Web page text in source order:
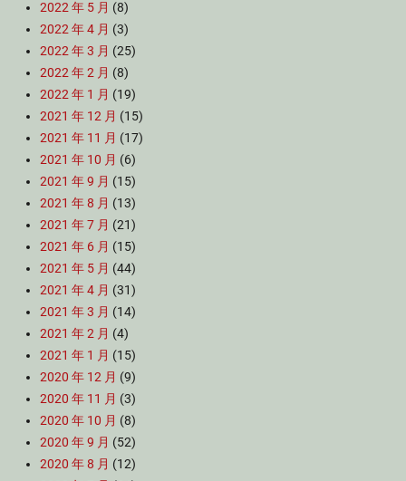
2022 年 5 月 (8)
2022 年 4 月 (3)
2022 年 3 月 (25)
2022 年 2 月 (8)
2022 年 1 月 (19)
2021 年 12 月 (15)
2021 年 11 月 (17)
2021 年 10 月 (6)
2021 年 9 月 (15)
2021 年 8 月 (13)
2021 年 7 月 (21)
2021 年 6 月 (15)
2021 年 5 月 (44)
2021 年 4 月 (31)
2021 年 3 月 (14)
2021 年 2 月 (4)
2021 年 1 月 (15)
2020 年 12 月 (9)
2020 年 11 月 (3)
2020 年 10 月 (8)
2020 年 9 月 (52)
2020 年 8 月 (12)